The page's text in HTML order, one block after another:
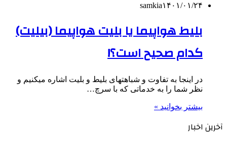
samkia۱۴۰۱/۰۱/۲۴
بلیط هواپیما یا بلیت هواپیما (بیلیت)
کدام صحیح است؟!
در اینجا به تفاوت و شباهتهای بلیط و بلیت اشاره میکنیم و
نظر شما را به خدماتی که با سرچ…
بیشتر بخوانید »
آخرین اخبار